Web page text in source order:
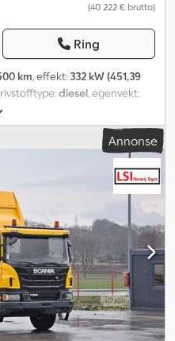
(40 222 € brutto)
Ring
km, effekt: 332 kW (451,39
diesel, egenvekt:
3 aksler, akselavstand:3 200
automatisk,
aircondition,
lavt støynivå,
Annonse